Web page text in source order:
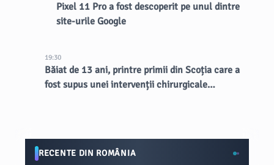
Pixel 11 Pro a fost descoperit pe unul dintre
site-urile Google
19:30
Băiat de 13 ani, printre primii din Scoția care a
fost supus unei intervenții chirurgicale
RECENTE DIN ROMÂNIA